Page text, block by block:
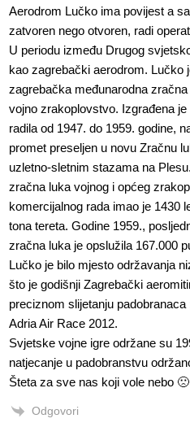
Aerodrom Lučko ima povijest a
zatvoren nego otvoren, radi
U periodu između Drugog
kao zagrebački aerodrom. Lučko
zagrebačka međunarodna
vojno zrakoplovstvo. Izgrađena
radila od 1947. do 1959. godine,
promet preseljen u novu Zračnu
uzletno-sletnim stazama na
zračna luka vojnog i općeg
komercijalnog rada imao je 1430
tona tereta. Godine 1959.,
zračna luka je opslužila 167.000
Lučko je bilo mjesto održavanja
što je godišnji Zagrebački
preciznom slijetanju
Adria Air Race 2012.
Svjetske vojne igre održane su
natjecanje u padobranstvu
Šteta za sve nas koji vole nebo 🙁
Odgovori